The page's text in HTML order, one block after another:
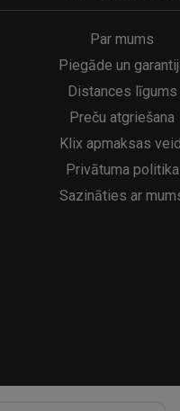
21.95€
Par mums
Piegāde un
Distances līgums
Preču atgriešana
Klix apmaksas
Privātuma politika
Sazināties ar